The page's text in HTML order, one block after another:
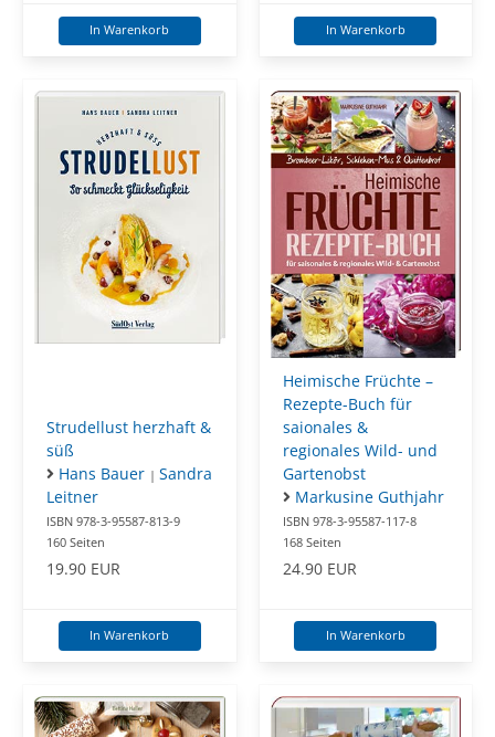
In Warenkorb In Warenkorb
Strudellust herzhaft &
süß
Hans Bauer | Sandra
Leitner
ISBN 978-3-95587-813-9
160 Seiten
19.90 EUR
In Warenkorb
Heimische Früchte –
Rezepte-Buch für
saionales &
regionales Wild- und
Gartenobst
Markusine Guthjahr
ISBN 978-3-95587-117-8
168 Seiten
24.90 EUR
In Warenkorb